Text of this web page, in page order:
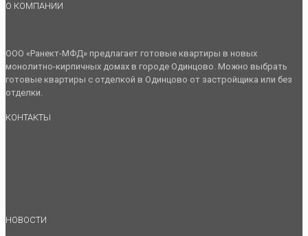
О КОМПАНИИ
ООО «Ранект-МФД» предлагает готовые квартиры в новых
монолитно-кирпичных домах в городе Одинцово. Можно выбрать
готовые квартиры с отделкой в Одинцово от застройщика или без
отделки.
КОНТАКТЫ
НОВОСТИ